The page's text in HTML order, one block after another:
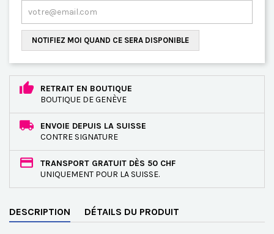
NOTIFIEZ MOI QUAND CE SERA DISPONIBLE
RETRAIT EN BOUTIQUE
BOUTIQUE DE GENÈVE
ENVOIE DEPUIS LA SUISSE
CONTRE SIGNATURE
TRANSPORT GRATUIT DÈS 50 CHF
UNIQUEMENT POUR LA SUISSE.
DESCRIPTION DÉTAILS DU PRODUIT